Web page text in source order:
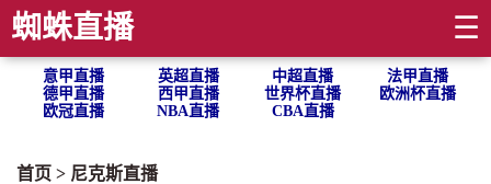
蜘蛛直播 ☰
意甲直播 英超直播 中超直播
法甲直播
德甲直播
西甲直播 世界杯直播
欧洲杯直播
欧冠直播
NBA直播 CBA直播
首页 > 尼克斯直播